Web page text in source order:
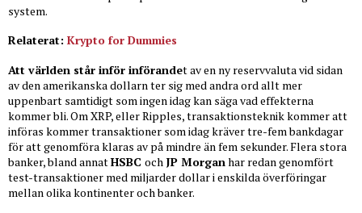
system.
Relaterat: Krypto for Dummies
Att världen står inför införandet av en ny reservvaluta vid sidan
av den amerikanska dollarn ter sig med andra ord allt mer
uppenbart samtidigt som ingen idag kan säga vad effekterna
kommer bli. Om XRP, eller Ripples, transaktionsteknik kommer att
införas kommer transaktioner som idag kräver tre-fem bankdagar
för att genomföra klaras av på mindre än fem sekunder. Flera stora
banker, bland annatHSBC och JP Morganhar redan genomfört
test-transaktioner med miljarder dollar i enskilda överföringar
mellan olika kontinenter och banker.